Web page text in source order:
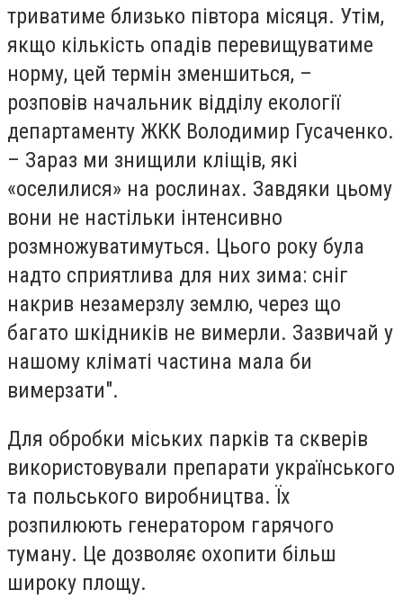
триватиме близько півтора місяця. Утім,
якщо кількість опадів перевищуватиме
норму, цей термін зменшиться, –
розповів начальник відділу екології
департаменту ЖКК Володимир Гусаченко.
– Зараз ми знищили кліщів, які
«оселилися» на рослинах. Завдяки цьому
вони не настільки інтенсивно
розмножуватимуться. Цього року була
надто сприятлива для них зима: сніг
накрив незамерзлу землю, через що
багато шкідників не вимерли. Зазвичай у
нашому кліматі частина мала би
вимерзати".
Для обробки міських парків та скверів
використовували препарати українського
та польського виробництва. Їх
розпилюють генератором гарячого
туману. Це дозволяє охопити більш
широку площу.